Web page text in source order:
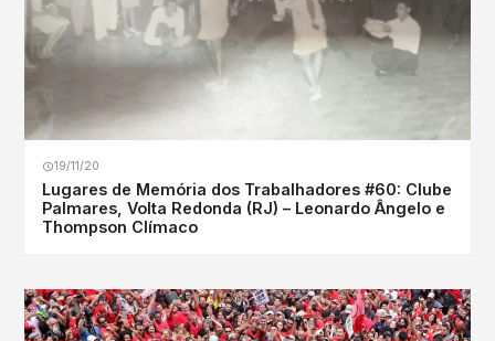
19/11/20
Lugares de Memória dos Trabalhadores #60: Clube
Palmares, Volta Redonda (RJ) – Leonardo Ângelo e
Thompson Clímaco